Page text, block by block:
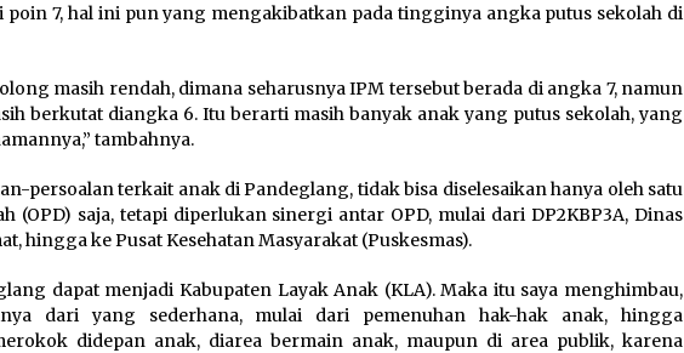
7, hal ini pun yang mengakibatkan pada tingginya angka putus sekolah di
masih rendah, dimana seharusnya IPM tersebut berada di angka 7, namun
berkutat diangka 6. Itu berarti masih banyak anak yang putus sekolah, yang
tambahnya.
persoalan terkait anak di Pandeglang, tidak bisa diselesaikan hanya oleh satu
(OPD) saja, tetapi diperlukan sinergi antar OPD, mulai dari DP2KBP3A, Dinas
hingga ke Pusat Kesehatan Masyarakat (Puskesmas).
dapat menjadi Kabupaten Layak Anak (KLA). Maka itu saya menghimbau,
dari yang sederhana, mulai dari pemenuhan hak-hak anak, hingga
didepan anak, diarea bermain anak, maupun di area publik, karena